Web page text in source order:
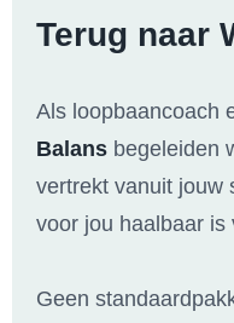
Terug naar
Als loopbaancoach
Balans begeleiden
vertrekt vanuit jouw
voor jou haalbaar is
Geen